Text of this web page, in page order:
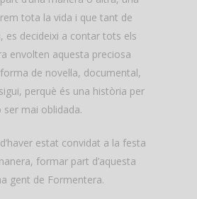
tota la vida i que tant de
es decideixi a contar tots els
envolten aquesta preciosa
de novel·la, documental,
perquè és una història per
mai oblidada.
estat convidat a la festa
formar part d’aquesta
gent de Formentera.